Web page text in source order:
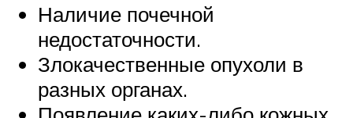
Наличие почечной
недостаточности.
Злокачественные опухоли в
разных органах.